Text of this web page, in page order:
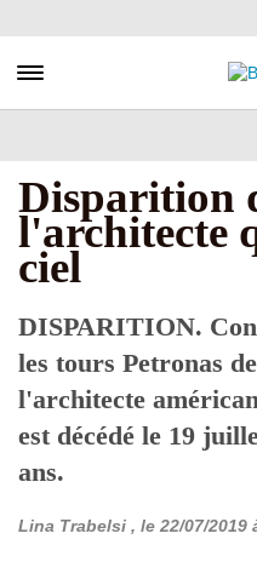
au
principal
Toggle navigation
Disparition
l'architecte
ciel
DISPARITION.
les tours Petronas
l'architecte
est décédé le 19
ans.
Lina Trabelsi , le 22/07/2019